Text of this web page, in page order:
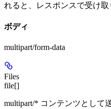
れると、レスポンスで受け取
ボディ
multipart/form-data
Files
file[]
multipart/* コンテンツとして